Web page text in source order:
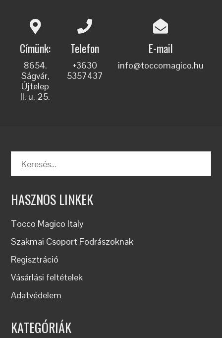
Címünk:
8654.
Ságvár,
Újtelep
II. u. 25.
Telefon
+3630
5357437
E-mail
info@toccomagico.hu
HASZNOS LINKEK
Tocco Magico Italy
Szakmai Csoport Fodrászoknak
Regisztráció
Vásárlási feltételek
Adatvédelem
KATEGÓRIÁK